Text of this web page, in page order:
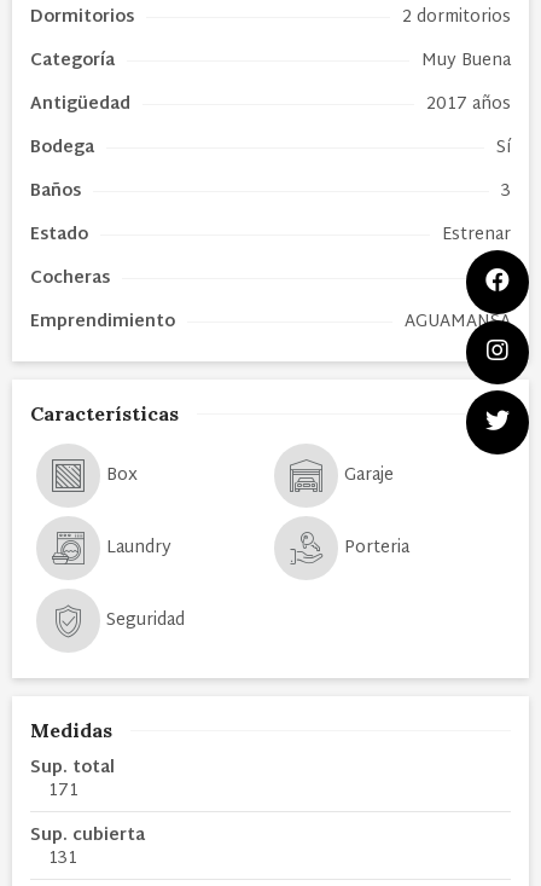
Dormitorios
2 dormitorios
Categoría
Muy Buena
Antigüedad
2017 años
Bodega
Sí
Baños
3
Estado
Estrenar
Cocheras
1
Emprendimiento
AGUAMANSA
Características
Box Garaje
Laundry Porteria
Seguridad
Medidas
Sup. total
171
Sup. cubierta
131